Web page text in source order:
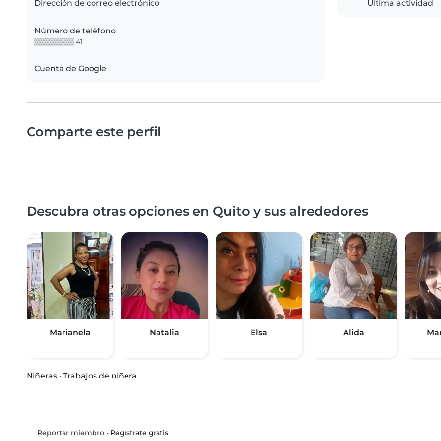
Dirección de correo electrónico
Número de teléfono
▒▒▒▒▒▒▒▒ 41
Cuenta de Google
Última actividad
Comparte este perfil
Descubra otras opciones en Quito y sus alrededores
Marianela Natalia Elsa Alida
Niñeras · Trabajos de niñera
Reportar miembro• Regístrate gratis